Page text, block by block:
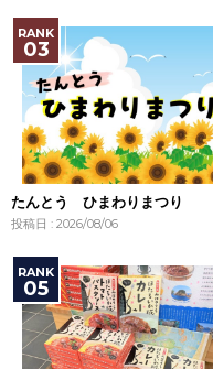
たんとう ひまわりまつり
投稿日 : 2026/08/06